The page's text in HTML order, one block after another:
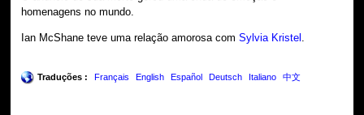
homenagens no mundo.
Ian McShane teve uma relação amorosa comSylvia Kristel .
Traduções : Français English Español Deutsch Italiano 中文